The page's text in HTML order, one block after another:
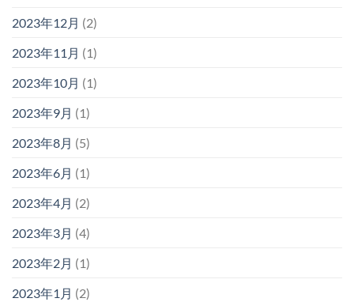
2023年12月 (2)
2023年11月 (1)
2023年10月 (1)
2023年9月 (1)
2023年8月 (5)
2023年6月 (1)
2023年4月 (2)
2023年3月 (4)
2023年2月 (1)
2023年1月 (2)